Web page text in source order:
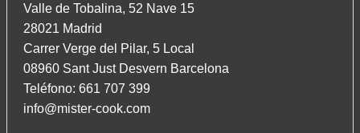
Valle de Tobalina, 52 Nave 15
28021 Madrid
Carrer Verge del Pilar, 5 Local
08960 Sant Just Desvern Barcelona
Teléfono: 661 707 399
info@mister-cook.com